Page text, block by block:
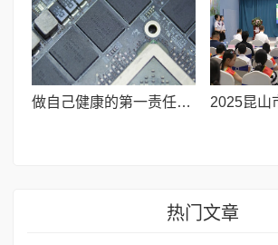
做自己健康的第一责任人——浙融媒中心与广药集团今天联合举办健康沙龙
热门文章